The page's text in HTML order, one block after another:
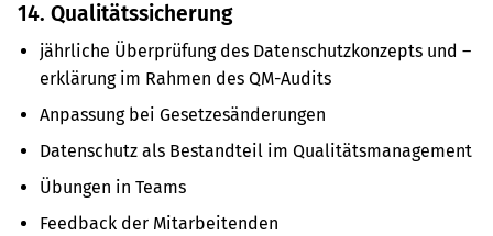
14. Qua­li­täts­si­che­rung
jähr­li­che Über­prü­fung des Daten­schutz­kon­zepts und –
erklä­rung im Rahmen des QM-Audits
Anpas­sung bei Geset­zes­än­de­run­gen
Daten­schutz als Bestand­teil im Qua­li­täts­ma­nage­ment
Übun­gen in Teams
Feed­back der Mit­ar­bei­ten­den